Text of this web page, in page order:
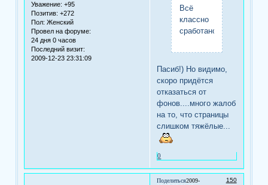
Уважение: +95
Позитив: +272
Пол: Женский
Провел на форуме:
24 дня 0 часов
Последний визит:
2009-12-23 23:31:09
Всё
классно
сработано!
Пасиб!) Но видимо,
скоро придётся
отказаться от
фонов....много жалоб
на то, что страницы
слишком тяжёлые...
0
Поделиться 150
2009-